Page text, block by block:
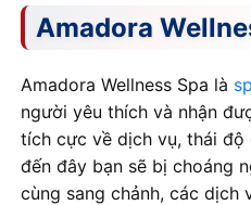
Amadora
Amadora Wellness Spa là
người yêu thích và nhận
tích cực về dịch vụ, thái độ
đến đây bạn sẽ bị choáng
cùng sang chảnh, các dịch